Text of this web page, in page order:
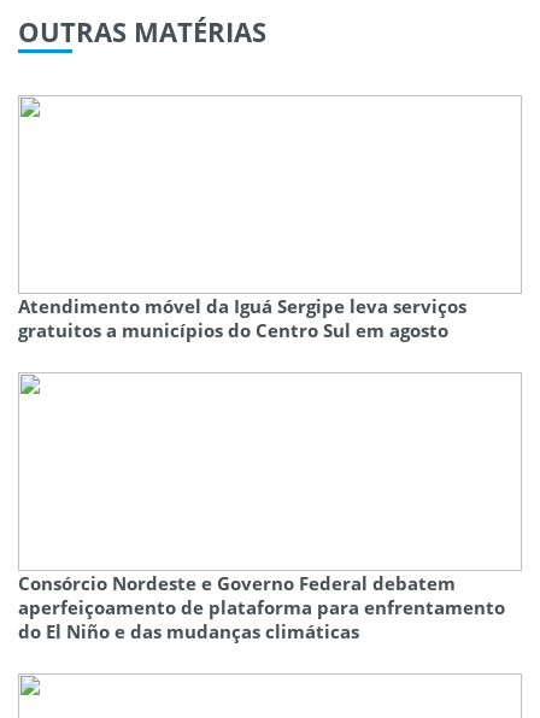
OUTRAS MATÉRIAS
Atendimento móvel da Iguá Sergipe leva serviços
gratuitos a municípios do Centro Sul em agosto
Consórcio Nordeste e Governo Federal debatem
aperfeiçoamento de plataforma para enfrentamento
do El Niño e das mudanças climáticas